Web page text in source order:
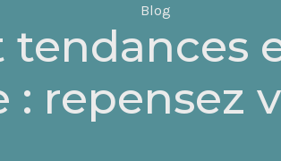
Blog
tendances
repensez